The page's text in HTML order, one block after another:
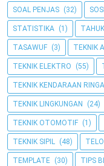
SOAL PENJAS (32)
STATISTIKA (1)
TASAWUF (3) TEKNIK
TEKNIK ELEKTRO (55)
TEKNIK KENDARAAN
TEKNIK LINGKUNGAN (24)
TEKNIK OTOMOTIF (1)
TEKNIK SIPIL (48)
TEMPLATE (30) TIPS